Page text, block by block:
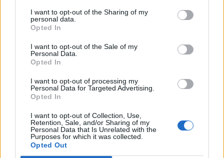
I want to opt-out of the Sharing of my
personal data.
Opted In
I want to opt-out of the Sale of my
Personal Data.
Opted In
I want to opt-out of processing my
Personal Data for Targeted Advertising.
Opted In
I want to opt-out of Collection, Use,
Retention, Sale, and/or Sharing of my
Personal Data that Is Unrelated with the
Purposes for which it was collected.
Opted Out
RELATED ARTICLES
Comisia Europeană, după ororile
Există riscul unor consecințe
financiare”
Sabotaj grav al PNRR, de către
tabăra anti-europeană PSD-AUR:
pierdem 5 miliarde de euro și nu